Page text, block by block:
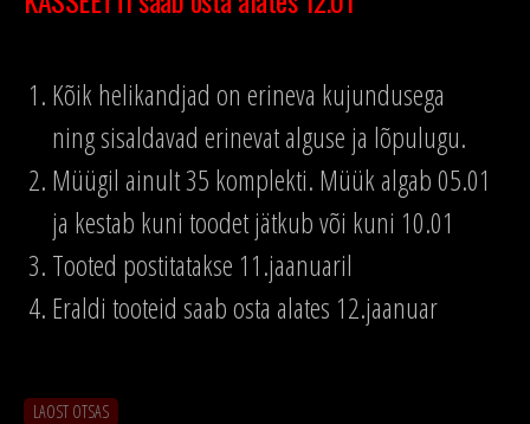
Kõik helikandjad on erineva kujundusega
ning sisaldavad erinevat alguse ja lõpulugu.
Müügil ainult 35 komplekti. Müük algab 05.01
ja kestab kuni toodet jätkub või kuni 10.01
Tooted postitatakse 11.jaanuaril
Eraldi tooteid saab osta alates 12.jaanuar
LAOST OTSAS